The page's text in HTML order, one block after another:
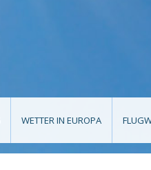
WETTER IN EUROPA